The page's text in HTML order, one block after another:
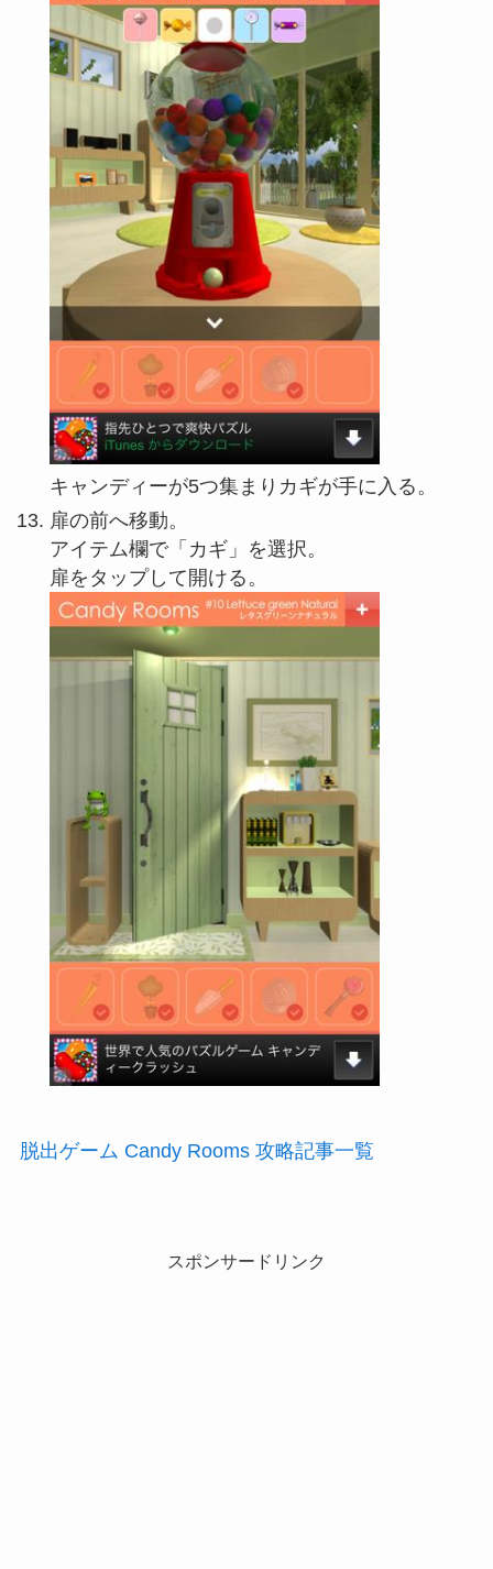
キャンディーが5つ集まりカギが手に入る。
扉の前へ移動。
アイテム欄で「カギ」を選択。
扉をタップして開ける。
脱出ゲーム Candy Rooms 攻略記事一覧
スポンサードリンク